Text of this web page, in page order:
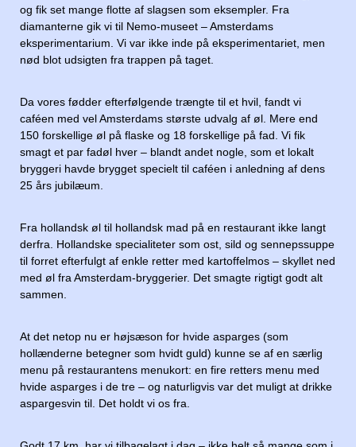
og fik set mange flotte af slagsen som eksempler. Fra
diamanterne gik vi til Nemo-museet – Amsterdams
eksperimentarium. Vi var ikke inde på eksperimentariet, men
nød blot udsigten fra trappen på taget.
Da vores fødder efterfølgende trængte til et hvil, fandt vi
caféen med vel Amsterdams største udvalg af øl. Mere end
150 forskellige øl på flaske og 18 forskellige på fad. Vi fik
smagt et par fadøl hver – blandt andet nogle, som et lokalt
bryggeri havde brygget specielt til caféen i anledning af dens
25 års jubilæum.
Fra hollandsk øl til hollandsk mad på en restaurant ikke langt
derfra. Hollandske specialiteter som ost, sild og sennepssuppe
til forret efterfulgt af enkle retter med kartoffelmos – skyllet ned
med øl fra Amsterdam-bryggerier. Det smagte rigtigt godt alt
sammen.
At det netop nu er højsæson for hvide asparges (som
hollænderne betegner som hvidt guld) kunne se af en særlig
menu på restaurantens menukort: en fire retters menu med
hvide asparges i de tre – og naturligvis var det muligt at drikke
aspargesvin til. Det holdt vi os fra.